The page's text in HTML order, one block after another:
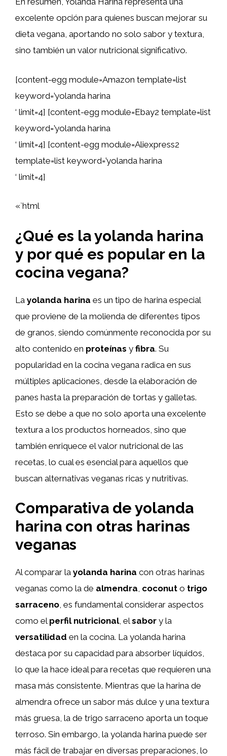
excelente opción para quienes buscan mejorar su
dieta vegana, aportando no solo sabor y textura,
sino también un valor nutricional significativo.
[content-egg module=Amazon template=list
keyword=’yolanda harina
‘ limit=4] [content-egg module=Ebay2 template=list
keyword=’yolanda harina
‘ limit=4] [content-egg module=Aliexpress2
template=list keyword=’yolanda harina
‘ limit=4]
«`html
¿Qué es la yolanda harina
y por qué es popular en la
cocina vegana?
La yolanda harina es un tipo de harina especial
que proviene de la molienda de diferentes tipos
de granos, siendo comúnmente reconocida por su
alto contenido en proteínas y fibra. Su
popularidad en la cocina vegana radica en sus
múltiples aplicaciones, desde la elaboración de
panes hasta la preparación de tortas y galletas.
Esto se debe a que no solo aporta una excelente
textura a los productos horneados, sino que
también enriquece el valor nutricional de las
recetas, lo cual es esencial para aquellos que
buscan alternativas veganas ricas y nutritivas.
Comparativa de yolanda
harina con otras harinas
veganas
Al comparar la yolanda harina con otras harinas
veganas como la de almendra, coconut o trigo
sarraceno, es fundamental considerar aspectos
como el perfil nutricional, elsabor y la
versatilidad en la cocina. La yolanda harina
destaca por su capacidad para absorber líquidos,
lo que la hace ideal para recetas que requieren una
masa más consistente. Mientras que la harina de
almendra ofrece un sabor más dulce y una textura
más gruesa, la de trigo sarraceno aporta un toque
terroso. Sin embargo, la yolanda harina puede ser
más fácil de trabajar en diversas preparaciones, lo